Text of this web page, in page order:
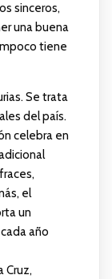
sinceros,
una buena
tiene
Se trata
del país.
celebra en
el
un
año
Cruz,